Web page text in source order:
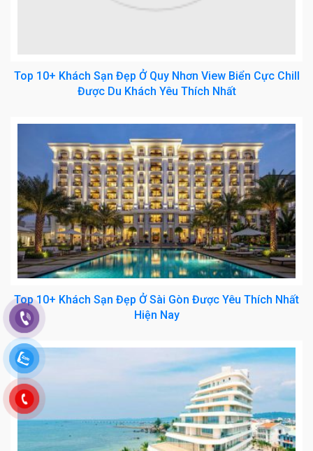
Top 10+ Khách Sạn Đẹp Ở Quy Nhơn View Biển Cực Chill
Được Du Khách Yêu Thích Nhất
Top 10+ Khách Sạn Đẹp Ở Sài Gòn Được Yêu Thích Nhất
Hiện Nay